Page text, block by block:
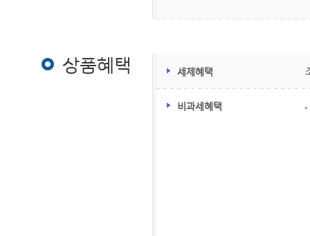
상품혜택 세제혜택
비과세혜택